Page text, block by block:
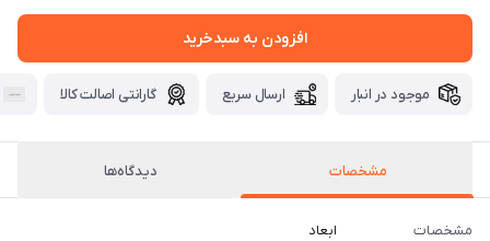
افزودن به سبدخرید
موجود در انبار ارسال سریع گارانتی اصالت کالا
مشخصات دیدگاه‌ها
مشخصات
ابعاد